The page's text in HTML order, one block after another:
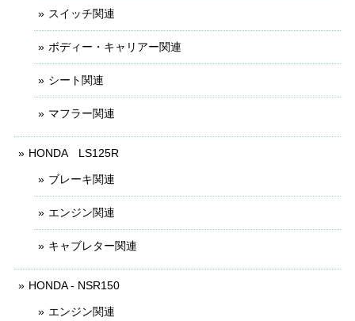
スイッチ関連
ボディー・キャリアー関連
シート関連
マフラー関連
HONDA LS125R
ブレーキ関連
エンジン関連
キャブレター関連
HONDA - NSR150
エンジン関連